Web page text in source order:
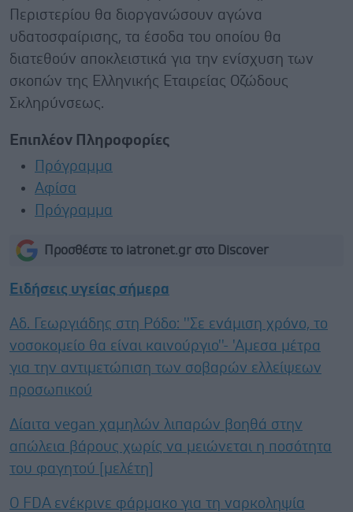
Περιστερίου θα διοργανώσουν αγώνα
υδατοσφαίρισης, τα έσοδα του οποίου θα
διατεθούν αποκλειστικά για την ενίσχυση των
σκοπών της Ελληνικής Εταιρείας Οζώδους
Σκληρύνσεως.
Επιπλέον Πληροφορίες
Πρόγραμμα
Αφίσα
Πρόγραμμα
Προσθέστε το iatronet.gr στο Discover
Ειδήσεις υγείας σήμερα
Αδ. Γεωργιάδης στη Ρόδο: ''Σε ενάμιση χρόνο, το
νοσοκομείο θα είναι καινούργιο''- 'Αμεσα μέτρα
για την αντιμετώπιση των σοβαρών ελλείψεων
προσωπικού
Δίαιτα vegan χαμηλών λιπαρών βοηθά στην
απώλεια βάρους χωρίς να μειώνεται η ποσότητα
του φαγητού [μελέτη]
Ο FDA ενέκρινε φάρμακο για τη ναρκοληψία